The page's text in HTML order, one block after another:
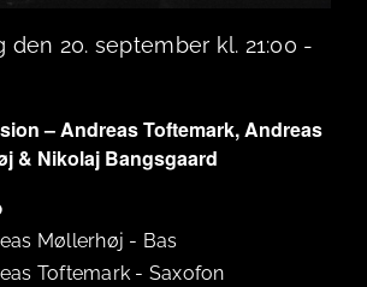
den 20. september kl. 21:00 -
– Andreas Toftemark, Andreas
& Nikolaj Bangsgaard
Møllerhøj - Bas
Toftemark - Saxofon